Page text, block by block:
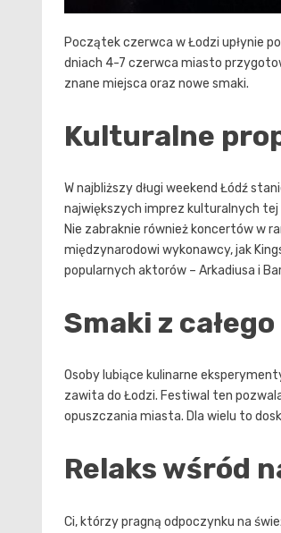
Początek czerwca w Łodzi upłynie
dniach 4-7 czerwca miasto
znane miejsca oraz nowe smaki.
Kulturalne
W najbliższy długi weekend Łódź
największych imprez kulturalnych
Nie zabraknie również koncertów w
międzynarodowi wykonawcy, jak
popularnych aktorów – Arkadiusa i
Smaki z
Osoby lubiące kulinarne
zawita do Łodzi. Festiwal ten
opuszczania miasta. Dla wielu to
Relaks wśród
Ci, którzy pragną odpoczynku na